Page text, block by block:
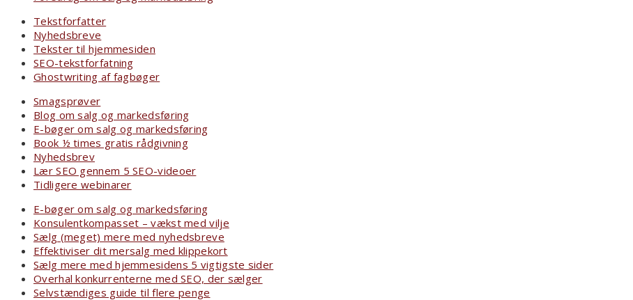
Tekstforfatter
Nyhedsbreve
Tekster til hjemmesiden
SEO-tekstforfatning
Ghostwriting af fagbøger
Smagsprøver
Blog om salg og markedsføring
E-bøger om salg og markedsføring
Book ½ times gratis rådgivning
Nyhedsbrev
Lær SEO gennem 5 SEO-videoer
Tidligere webinarer
E-bøger om salg og markedsføring
Konsulentkompasset – vækst med vilje
Sælg (meget) mere med nyhedsbreve
Effektiviser dit mersalg med klippekort
Sælg mere med hjemmesidens 5 vigtigste sider
Overhal konkurrenterne med SEO, der sælger
Selvstændiges guide til flere penge